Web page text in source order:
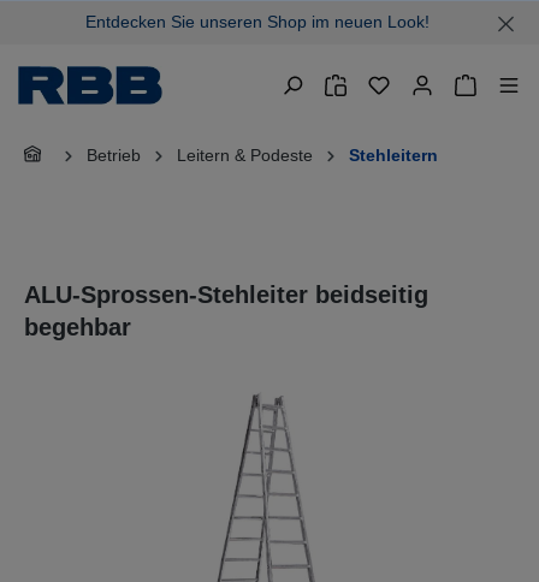
springenEntdecken Sie unseren Shop im neuen Look!
Betrieb Leitern & Podeste Stehleitern
ALU-Sprossen-Stehleiter beidseitig
begehbar